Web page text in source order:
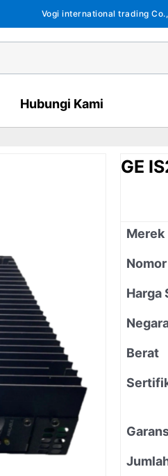
Vogi international trading
Hubungi Kami
GE
Merek
Harga
Berat